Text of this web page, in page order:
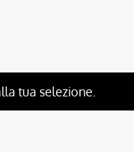
tua selezione.